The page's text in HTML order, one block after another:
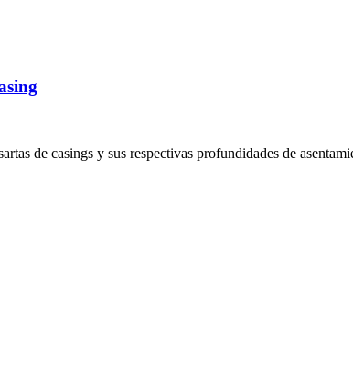
de casings y sus respectivas profundidades de